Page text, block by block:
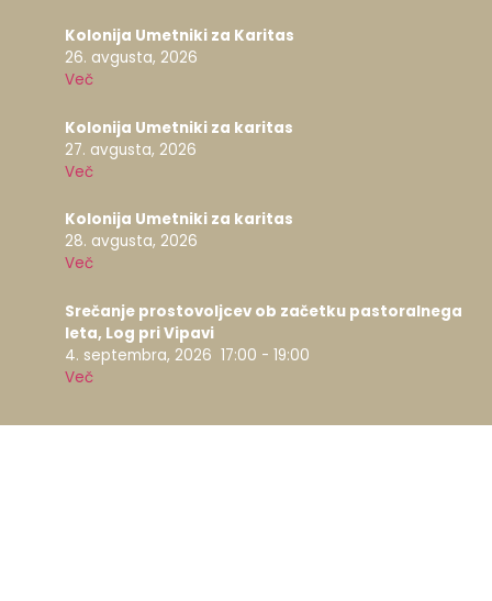
Kolonija Umetniki za Karitas
26. avgusta, 2026
Več
Kolonija Umetniki za karitas
27. avgusta, 2026
Več
Kolonija Umetniki za karitas
28. avgusta, 2026
Več
Srečanje prostovoljcev ob začetku pastoralnega
leta, Log pri Vipavi
4. septembra, 2026 17:00 - 19:00
Več